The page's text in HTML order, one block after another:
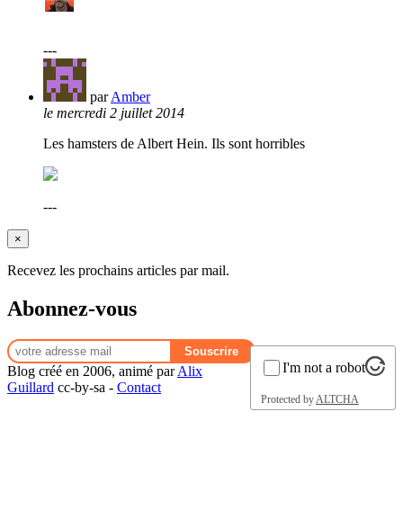
---
parAmber
le mercredi 2 juillet 2014
Les hamsters de Albert Hein. Ils sont horribles
---
×
Recevez les prochains articles par mail.
Abonnez-vous
I'm not a robot
Protected byALTCHA
Blog créé en 2006, animé parAlix
Guillard cc-by-sa - Contact